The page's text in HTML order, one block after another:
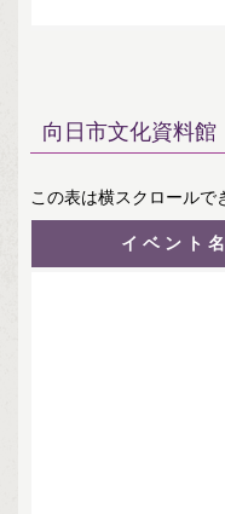
向日市文化資料館
イベント名